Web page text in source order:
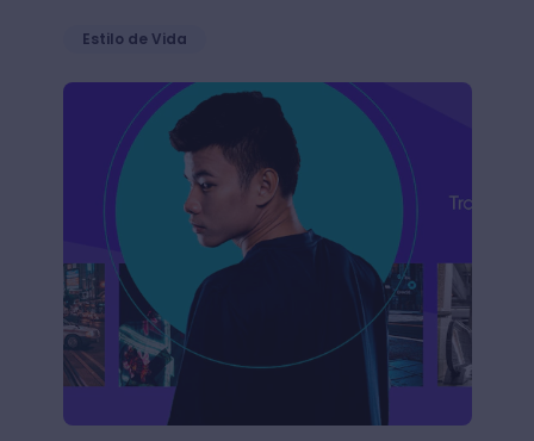
Estilo de Vida
Consejos para crear tu portafolio digital perfecto